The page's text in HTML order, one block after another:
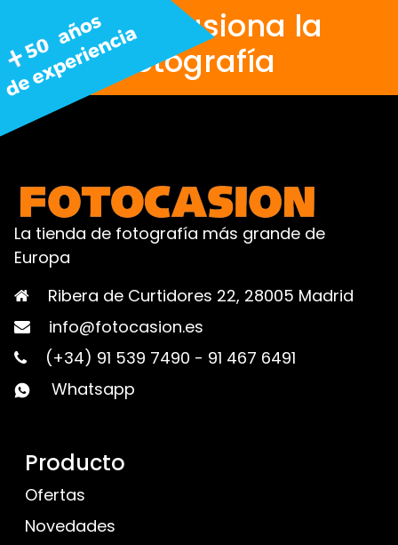
Nos apasiona la
fotografía
La tienda de fotografía más grande de
Europa
Ribera de Curtidores 22, 28005 Madrid
info@fotocasion.es
(+34) 91 539 7490 - 91 467 6491
Whatsapp
Producto
Ofertas
Novedades